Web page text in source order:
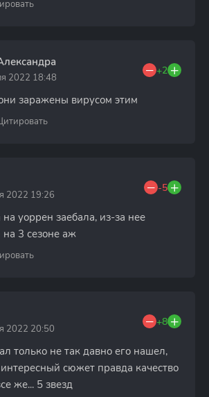
2022 18:48
+2
заражены вирусом этим
2022 19:26
-5
уоррен заебала, из-за нее
3 сезоне аж
2022 20:50
+8
только не так давно его нашел,
сюжет правда качество
же... 5 звезд